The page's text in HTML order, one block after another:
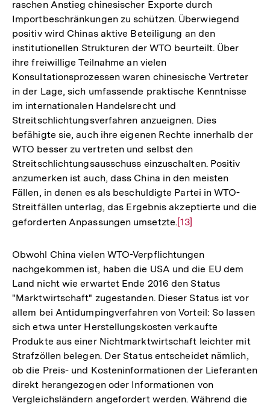
raschen Anstieg chinesischer Exporte durch
Importbeschränkungen zu schützen. Überwiegend
positiv wird Chinas aktive Beteiligung an den
institutionellen Strukturen der WTO beurteilt. Über
ihre freiwillige Teilnahme an vielen
Konsultationsprozessen waren chinesische Vertreter
in der Lage, sich umfassende praktische Kenntnisse
im internationalen Handelsrecht und
Streitschlichtungsverfahren anzueignen. Dies
befähigte sie, auch ihre eigenen Rechte innerhalb der
WTO besser zu vertreten und selbst den
Streitschlichtungsausschuss einzuschalten. Positiv
anzumerken ist auch, dass China in den meisten
Fällen, in denen es als beschuldigte Partei in WTO-
Streitfällen unterlag, das Ergebnis akzeptierte und die
geforderten Anpassungen umsetzte.Zur
der
Fußnote
[13]
Obwohl China vielen WTO-Verpflichtungen
nachgekommen ist, haben die USA und die EU dem
Land nicht wie erwartet Ende 2016 den Status
"Marktwirtschaft" zugestanden. Dieser Status ist vor
allem bei Antidumpingverfahren von Vorteil: So lassen
sich etwa unter Herstellungskosten verkaufte
Produkte aus einer Nichtmarktwirtschaft leichter mit
Strafzöllen belegen. Der Status entscheidet nämlich,
ob die Preis- und Kosteninformationen der Lieferanten
direkt herangezogen oder Informationen von
Vergleichsländern angefordert werden. Während die